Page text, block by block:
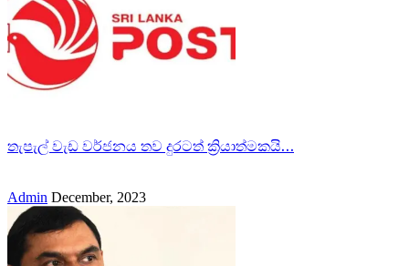
තැපැල් වැඩ වර්ජනය තව දුරටත් ක්‍රියාත්මකයි…
Admin December, 2023